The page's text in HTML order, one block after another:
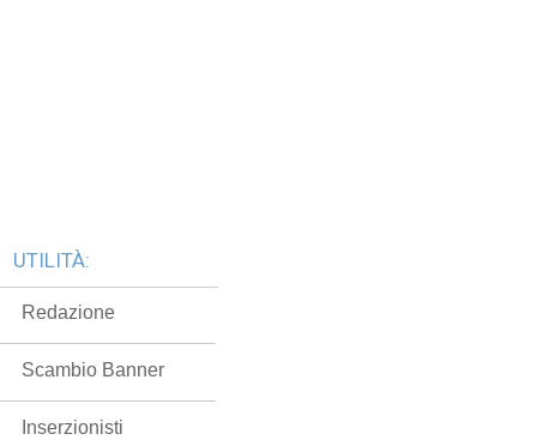
UTILITÀ:
Redazione
Scambio Banner
Inserzionisti